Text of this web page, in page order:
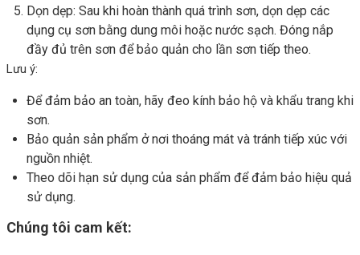
Dọn dẹp: Sau khi hoàn thành quá trình sơn, dọn dẹp các
dụng cụ sơn bằng dung môi hoặc nước sạch. Đóng nắp
đầy đủ trên sơn để bảo quản cho lần sơn tiếp theo.
Lưu ý:
Để đảm bảo an toàn, hãy đeo kính bảo hộ và khẩu trang khi
sơn.
Bảo quản sản phẩm ở nơi thoáng mát và tránh tiếp xúc với
nguồn nhiệt.
Theo dõi hạn sử dụng của sản phẩm để đảm bảo hiệu quả
sử dụng.
Chúng tôi cam kết: